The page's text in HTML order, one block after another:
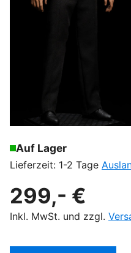
Auf Lager
Lieferzeit: 1-2 Tage
299,- €
Inkl. MwSt. und zzgl.